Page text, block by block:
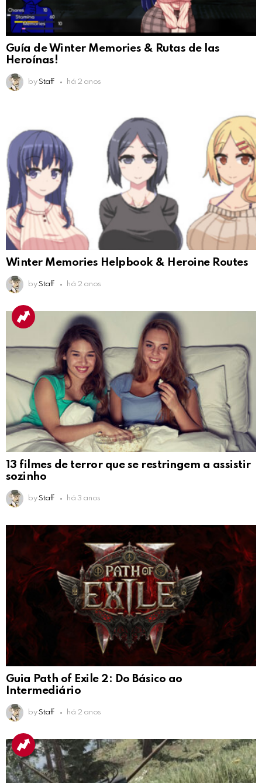
Guía de Winter Memories & Rutas de las
Heroínas!
by Staff há 2 anos
Winter Memories Helpbook & Heroine Routes
by Staff há 2 anos
13 filmes de terror que se restringem a assistir
sozinho
by Staff há 3 anos
Guia Path of Exile 2: Do Básico ao
Intermediário
by Staff há 2 anos